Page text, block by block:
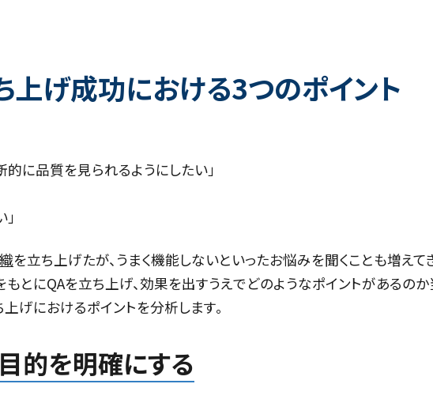
上げ成功における3つのポイント
的に品質を見られるようにしたい」
を立ち上げたが、うまく機能しないといったお悩みを聞くことも増えて
もとにQAを立ち上げ、効果を出すうえでどのようなポイントがあるのか
げにおけるポイントを分析します。
的を明確にする